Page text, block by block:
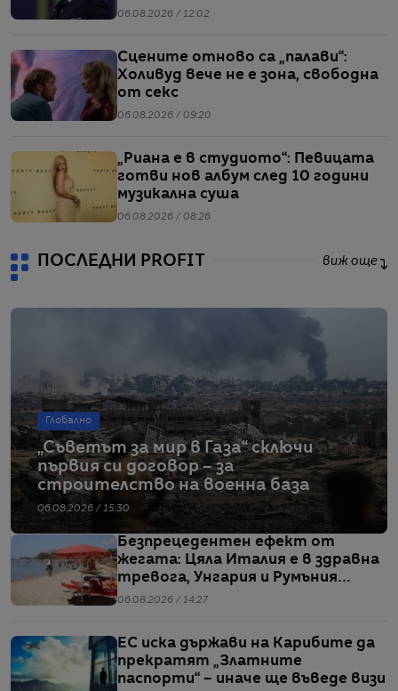
въпроси
06.08.2026 / 12:02
Сцените отново са „палави“:
Холивуд вече не е зона, свободна
от секс
06.08.2026 / 09:20
„Риана е в студиото“: Певицата
готви нов албум след 10 години
музикална суша
06.08.2026 / 08:26
ПОСЛЕДНИ PROFIT виж още
Глобално
„Съветът за мир в Газа“ сключи
първия си договор – за
строителство на военна база
06.08.2026 / 15:30
Безпрецедентен ефект от
жегата: Цяла Италия е в здравна
тревога, Унгария и Румъния
пестят електричество
06.08.2026 / 14:27
ЕС иска държави на Карибите да
прекратят „Златните
паспорти“ – иначе ще въведе визи